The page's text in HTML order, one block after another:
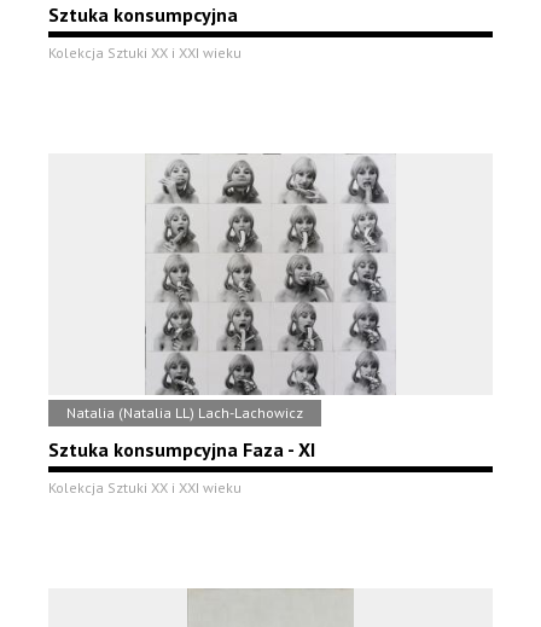
Sztuka konsumpcyjna
Kolekcja Sztuki XX i XXI wieku
Natalia (Natalia LL) Lach-Lachowicz
Sztuka konsumpcyjna Faza - XI
Kolekcja Sztuki XX i XXI wieku